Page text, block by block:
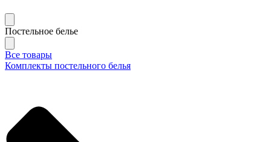
Постельное белье
Все товары
Комплекты постельного белья